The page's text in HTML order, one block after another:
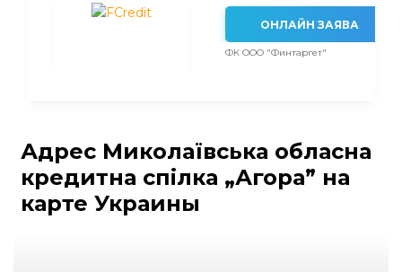
ОНЛАЙН ЗАЯВА
ФК ООО "Финтаргет"
Адрес Миколаївська обласна
кредитна спілка „Агора” на
карте Украины